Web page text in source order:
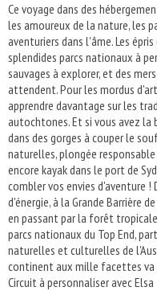
Ce voyage dans des
les amoureux de la nature, les
aventuriers dans l'âme. Les
splendides parcs nationaux à
sauvages à explorer, et des
attendent. Pour les mordus
apprendre davantage sur les
autochtones. Et si vous avez la
dans des gorges à couper le
naturelles, plongée
encore kayak dans le port de
combler vos envies d'aventure !
d'énergie, à la Grande Barrière
en passant par la forêt
parcs nationaux du Top End,
naturelles et culturelles de
continent aux mille facettes
Circuit à personnaliser avec Elsa